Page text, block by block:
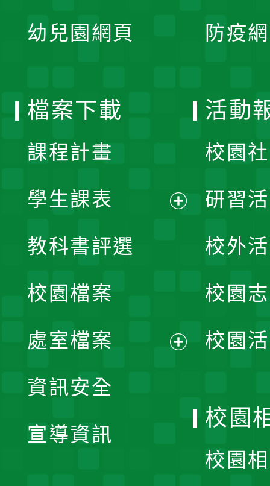
幼兒園網頁 防疫
檔案下載
課程計畫
學生課表
單
教科書評選
校園檔案
處室檔案
資訊安全
宣導資訊
活動
校園
研習
校外
校園
校園
校園
校園